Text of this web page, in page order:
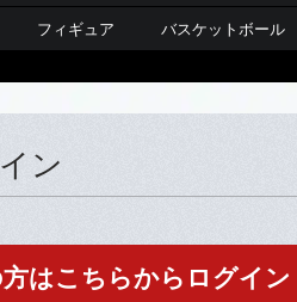
フィギュア バスケットボール
ン
はこちらからログイン